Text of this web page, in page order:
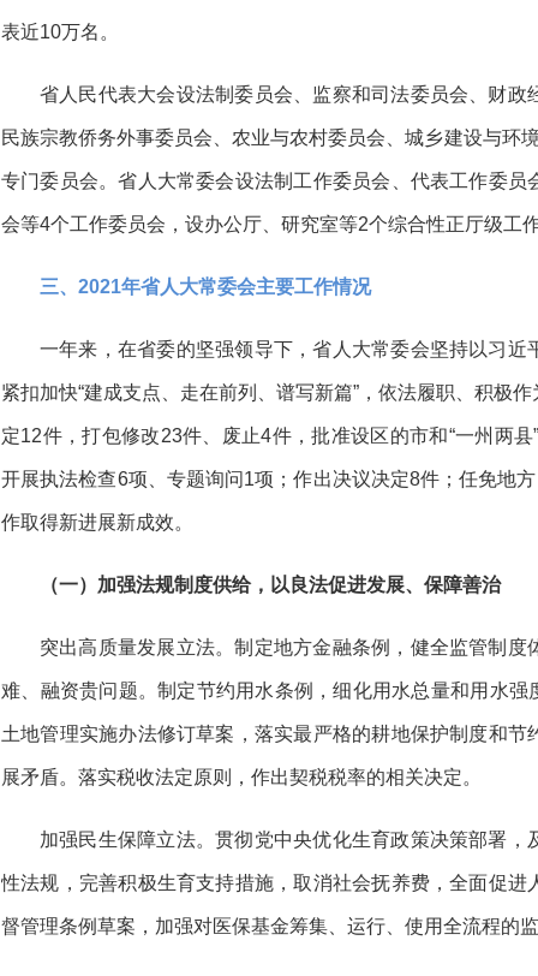
表近10万名。
省人民代表大会设法制委员会、监察和司法委员会、财
民族宗教侨务外事委员会、农业与农村委员会、城乡建设与环
专门委员会。省人大常委会设法制工作委员会、代表工作委
会等4个工作委员会，设办公厅、研究室等2个综合性正厅级工
三、2021年省人大常委会主要工作情况
一年来，在省委的坚强领导下，省人大常委会坚持以习
紧扣加快“建成支点、走在前列、谱写新篇”，依法履职、积极
定12件，打包修改23件、废止4件，批准设区的市和“一州两
开展执法检查6项、专题询问1项；作出决议决定8件；任免地
作取得新进展新成效。
（一）加强法规制度供给，以良法促进发展、保障善治
突出高质量发展立法。制定地方金融条例，健全监管制
难、融资贵问题。制定节约用水条例，细化用水总量和用水强
土地管理实施办法修订草案，落实最严格的耕地保护制度和
展矛盾。落实税收法定原则，作出契税税率的相关决定。
加强民生保障立法。贯彻党中央优化生育政策决策部署
性法规，完善积极生育支持措施，取消社会抚养费，全面促
督管理条例草案，加强对医保基金筹集、运行、使用全流程的